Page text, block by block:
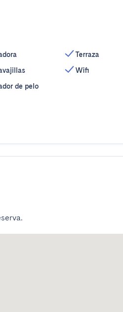
de pelo
Terraza
Wifi